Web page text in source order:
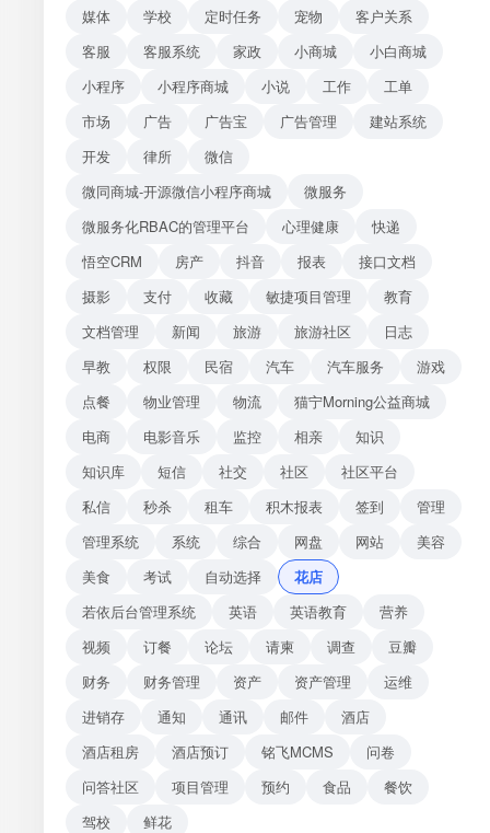
媒体
学校 定时任务 宠物
客户关系
客服
客服系统 家政 小商城
小白商城
小程序
小程序商城 小说 工作
工单
市场
广告 广告宝 广告管理
建站系统
开发
律所
微信
微同商城-开源微信小程序商城
微服务
微服务化RBAC的管理平台
心理健康
快递
悟空CRM
房产 抖音 报表
接口文档
摄影
支付 收藏 敏捷项目管理
教育
文档管理
新闻 旅游 旅游社区
日志
早教
权限 民宿 汽车 汽车服务
游戏
点餐
物业管理 物流
猫宁Morning公益商城
电商
电影音乐 监控 相亲
知识
知识库
短信 社交 社区
社区平台
私信
秒杀 租车 积木报表 签到
管理
管理系统
系统 综合 网盘 网站
美容
美食
考试 自动选择
花店
若依后台管理系统
英语 英语教育
营养
视频
订餐 论坛 请柬 调查
豆瓣
财务
财务管理 资产 资产管理
运维
进销存
通知 通讯 邮件
酒店
酒店租房
酒店预订 铭飞MCMS
问卷
问答社区
项目管理 预约 食品
餐饮
驾校
鲜花